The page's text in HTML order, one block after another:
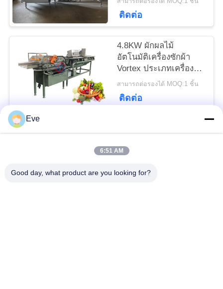
แผนผัง
เว็บไซต์
นโยบาย
ความ
เป็น
ส่วน
ติดต่อ
4.8KW ผักผลไม้
อัตโนมัติเครื่องซักผ้า
Vortex ประเภทเครื่องซัก
ผ้าผักกาดหอม
สามารถต่อรองได้ MOQ:1 ชิ้น
ติดต่อ
หมวดหมู่ยอดนิยม
อุปกรณ์แปรรูปผัก อุปกรณ์แปรรูปผลไม้
Eve
6:51 AM
Good day, what product are you looking for?